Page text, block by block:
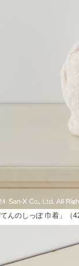
てんのしっぽ 巾着」（